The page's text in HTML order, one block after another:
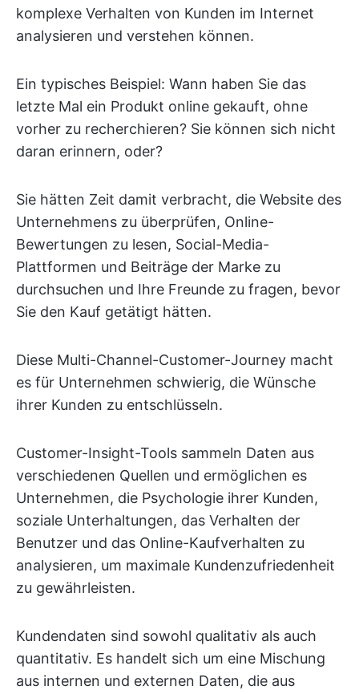
komplexe Verhalten von Kunden im Internet
analysieren und verstehen können.
Ein typisches Beispiel: Wann haben Sie das
letzte Mal ein Produkt online gekauft, ohne
vorher zu recherchieren? Sie können sich nicht
daran erinnern, oder?
Sie hätten Zeit damit verbracht, die Website des
Unternehmens zu überprüfen, Online-
Bewertungen zu lesen, Social-Media-
Plattformen und Beiträge der Marke zu
durchsuchen und Ihre Freunde zu fragen, bevor
Sie den Kauf getätigt hätten.
Diese Multi-Channel-Customer-Journey macht
es für Unternehmen schwierig, die Wünsche
ihrer Kunden zu entschlüsseln.
Customer-Insight-Tools sammeln Daten aus
verschiedenen Quellen und ermöglichen es
Unternehmen, die Psychologie ihrer Kunden,
soziale Unterhaltungen, das Verhalten der
Benutzer und das Online-Kaufverhalten zu
analysieren, um maximale Kundenzufriedenheit
zu gewährleisten.
Kundendaten sind sowohl qualitativ als auch
quantitativ. Es handelt sich um eine Mischung
aus internen und externen Daten, die aus